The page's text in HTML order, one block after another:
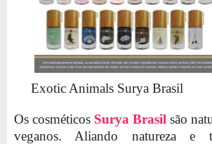
Exotic Animals Surya Brasil
Os cosméticos Surya Brasil são
veganos. Aliando natureza e